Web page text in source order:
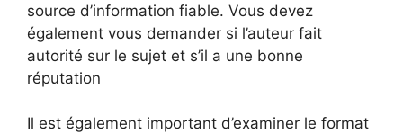
source d’information fiable. Vous devez
également vous demander si l’auteur fait
autorité sur le sujet et s’il a une bonne
réputation
Il est également important d’examiner le format